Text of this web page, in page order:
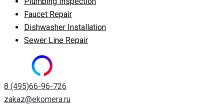
Faucet Repair
Dishwasher Installation
Sewer Line Repair
8 (495)66-96-726
zakaz@ekomera.ru